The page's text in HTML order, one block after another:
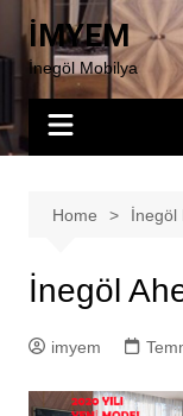
content
İMYEM
İnegöl Mobilya
Home İnegöl
İnegöl
imyem